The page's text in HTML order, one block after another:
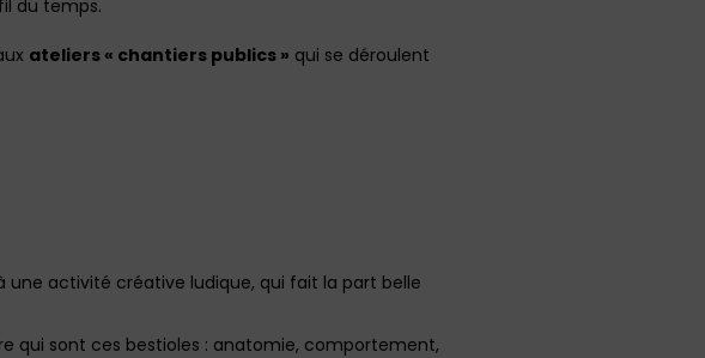
du temps.
ateliers « chantiers publics » qui se déroulent
une activité créative ludique, qui fait la part belle
qui sont ces bestioles : anatomie, comportement,